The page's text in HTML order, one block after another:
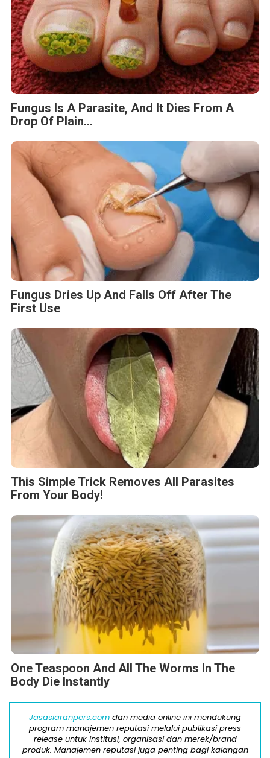
Fungus Is A Parasite, And It Dies From A
Drop Of Plain...
Fungus Dries Up And Falls Off After The
First Use
This Simple Trick Removes All Parasites
From Your Body!
One Teaspoon And All The Worms In The
Body Die Instantly
Jasasiaranpers.com dan media online ini mendukung
program manajemen reputasi melalui publikasi press
release untuk institusi, organisasi dan merek/brand
produk. Manajemen reputasi juga penting bagi kalangan